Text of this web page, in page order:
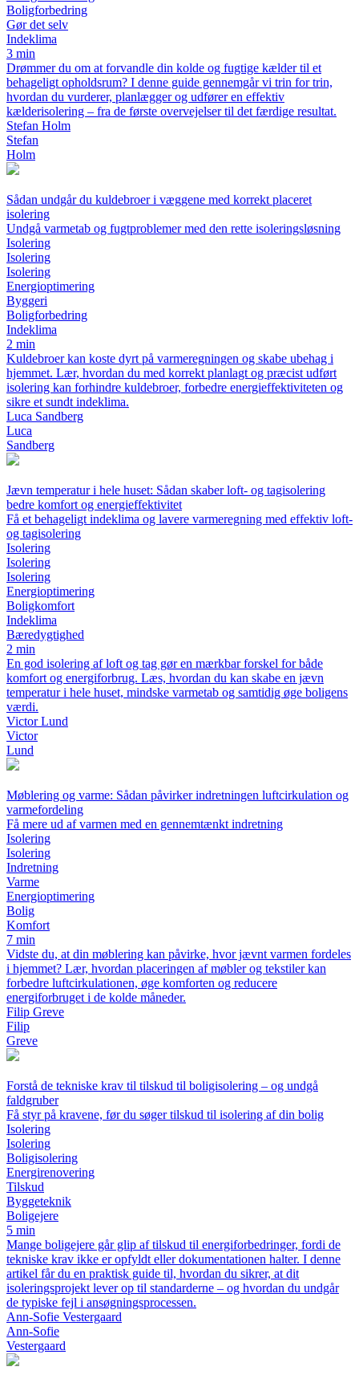
Boligforbedring
Gør det selv
Indeklima
3 min
Drømmer du om at forvandle din kolde og fugtige kælder til et
behageligt opholdsrum? I denne guide gennemgår vi trin for trin,
hvordan du vurderer, planlægger og udfører en effektiv
kælderisolering – fra de første overvejelser til det færdige resultat.
Stefan Holm
Stefan
Holm
Sådan undgår du kuldebroer i væggene med korrekt placeret
isolering
Undgå varmetab og fugtproblemer med den rette isoleringsløsning
Isolering
Isolering
Isolering
Energioptimering
Byggeri
Boligforbedring
Indeklima
2 min
Kuldebroer kan koste dyrt på varmeregningen og skabe ubehag i
hjemmet. Lær, hvordan du med korrekt planlagt og præcist udført
isolering kan forhindre kuldebroer, forbedre energieffektiviteten og
sikre et sundt indeklima.
Luca Sandberg
Luca
Sandberg
Jævn temperatur i hele huset: Sådan skaber loft- og tagisolering
bedre komfort og energieffektivitet
Få et behageligt indeklima og lavere varmeregning med effektiv loft-
og tagisolering
Isolering
Isolering
Isolering
Energioptimering
Boligkomfort
Indeklima
Bæredygtighed
2 min
En god isolering af loft og tag gør en mærkbar forskel for både
komfort og energiforbrug. Læs, hvordan du kan skabe en jævn
temperatur i hele huset, mindske varmetab og samtidig øge boligens
værdi.
Victor Lund
Victor
Lund
Møblering og varme: Sådan påvirker indretningen luftcirkulation og
varmefordeling
Få mere ud af varmen med en gennemtænkt indretning
Isolering
Isolering
Indretning
Varme
Energioptimering
Bolig
Komfort
7 min
Vidste du, at din møblering kan påvirke, hvor jævnt varmen fordeles
i hjemmet? Lær, hvordan placeringen af møbler og tekstiler kan
forbedre luftcirkulationen, øge komforten og reducere
energiforbruget i de kolde måneder.
Filip Greve
Filip
Greve
Forstå de tekniske krav til tilskud til boligisolering – og undgå
faldgruber
Få styr på kravene, før du søger tilskud til isolering af din bolig
Isolering
Isolering
Boligisolering
Energirenovering
Tilskud
Byggeteknik
Boligejere
5 min
Mange boligejere går glip af tilskud til energiforbedringer, fordi de
tekniske krav ikke er opfyldt eller dokumentationen halter. I denne
artikel får du en praktisk guide til, hvordan du sikrer, at dit
isoleringsprojekt lever op til standarderne – og hvordan du undgår
de typiske fejl i ansøgningsprocessen.
Ann-Sofie Vestergaard
Ann-Sofie
Vestergaard